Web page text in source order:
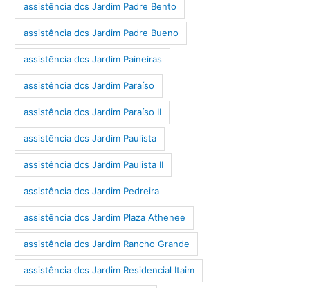
assistência dcs Jardim Padre Bento
assistência dcs Jardim Padre Bueno
assistência dcs Jardim Paineiras
assistência dcs Jardim Paraíso
assistência dcs Jardim Paraíso II
assistência dcs Jardim Paulista
assistência dcs Jardim Paulista II
assistência dcs Jardim Pedreira
assistência dcs Jardim Plaza Athenee
assistência dcs Jardim Rancho Grande
assistência dcs Jardim Residencial Itaim